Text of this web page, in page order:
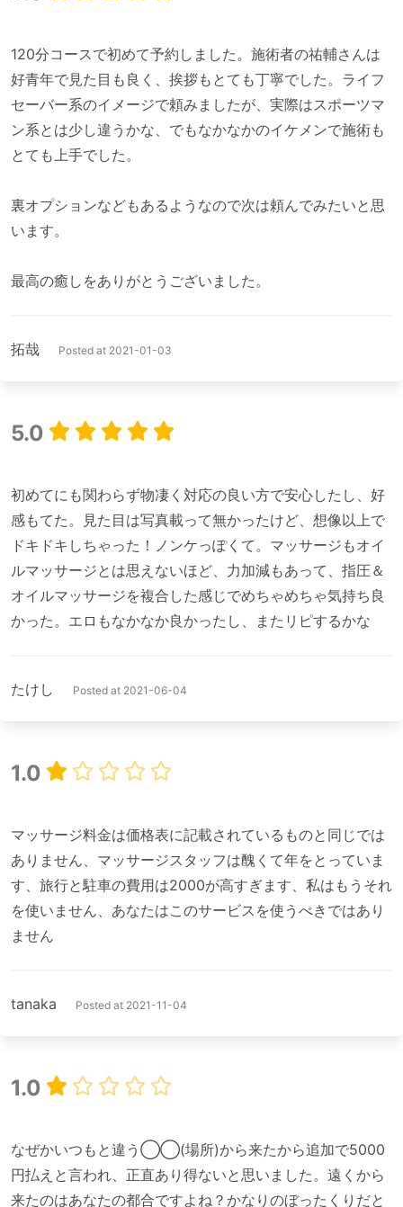
120分コースで初めて予約しました。施術者の祐輔さんは
好青年で見た目も良く、挨拶もとても丁寧でした。ライフ
セーバー系のイメージで頼みましたが、実際はスポーツマ
ン系とは少し違うかな、でもなかなかのイケメンで施術も
とても上手でした。
裏オプションなどもあるようなので次は頼んでみたいと思
います。
拓哉 Posted at 2021-01-03
5.0
初めてにも関わらず物凄く対応の良い方で安心したし、好
感もてた。見た目は写真載って無かったけど、想像以上で
ドキドキしちゃった！ノンケっぽくて。マッサージもオイ
ルマッサージとは思えないほど、力加減もあって、指圧＆
オイルマッサージを複合した感じでめちゃめちゃ気持ち良
たけし Posted at 2021-06-04
1.0
マッサージ料金は価格表に記載されているものと同じでは
ありません、マッサージスタッフは醜くて年をとっていま
す、旅行と駐車の費用は2000が高すぎます、私はもうそれ
を使いません、あなたはこのサービスを使うべきではあり
tanaka Posted at 2021-11-04
1.0
なぜかいつもと違う◯◯(場所)から来たから追加で5000
円払えと言われ、正直あり得ないと思いました。遠くから
来たのはあなたの都合ですよね？かなりのぼったくりだと